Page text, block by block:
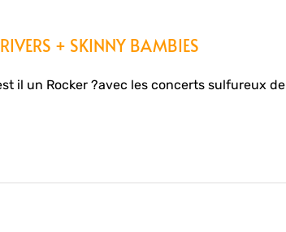
+ SKINNY BAMBIES
il un Rocker ?avec les concerts sulfureux de